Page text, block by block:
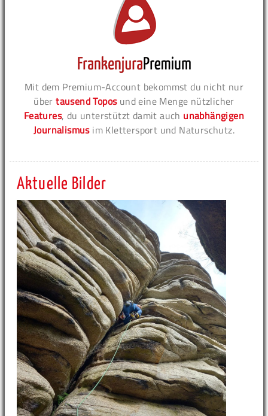
Mit dem Premium-Account bekommst du nicht nur
übertausend Toposund eine Menge nützlicher
Features, du unterstützt damit auch unabhängigen
Journalismusim Klettersport und Naturschutz.
Aktuelle Bilder